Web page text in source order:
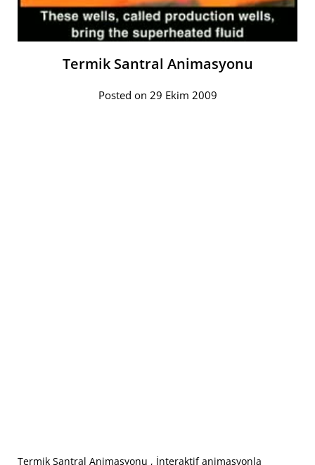
Termik Santral Animasyonu
Posted on 29 Ekim 2009
Termik Santral Animasyonu , İnteraktif animasyonla